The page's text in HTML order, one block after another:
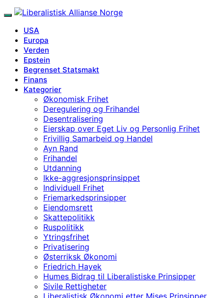
USA
Europa
Verden
Epstein
Begrenset Statsmakt
Finans
Kategorier
Økonomisk Frihet
Deregulering og Frihandel
Desentralisering
Eierskap over Eget Liv og Personlig Frihet
Frivillig Samarbeid og Handel
Ayn Rand
Frihandel
Utdanning
Ikke-aggresjonsprinsippet
Individuell Frihet
Friemarkedsprinsipper
Eiendomsrett
Skattepolitikk
Ruspolitikk
Ytringsfrihet
Privatisering
Østerriksk Økonomi
Friedrich Hayek
Humes Bidrag til Liberalistiske Prinsipper
Sivile Rettigheter
Liberalistisk Økonomi etter Mises Prinsipper